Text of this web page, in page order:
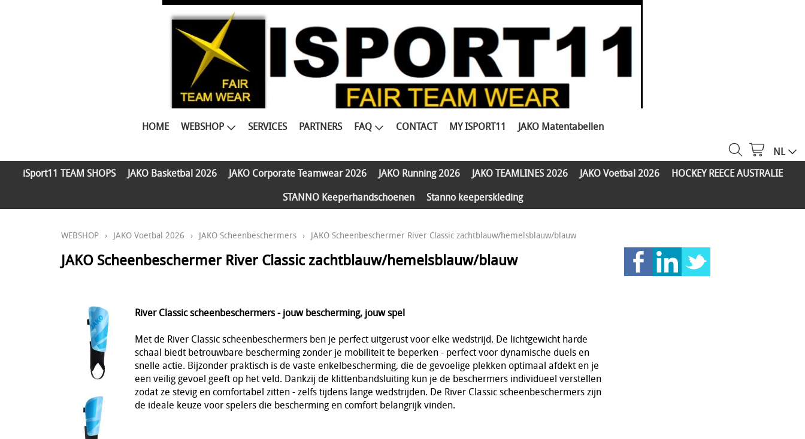
HOME WEBSHOP SERVICES PARTNERS FAQ CONTACT MY ISPORT11
JAKO Matentabellen
NL
iSport11 TEAM SHOPS
JAKO Basketbal 2026 JAKO Corporate Teamwear 2026 JAKO Running 2026 JAKO TEAMLINES 2026 JAKO Voetbal 2026
HOCKEY REECE AUSTRALIE
STANNO Keeperhandschoenen
Stanno keeperskleding
WEBSHOP › JAKO Voetbal 2026 › JAKO Scheenbeschermers › JAKO Scheenbeschermer River Classic zachtblauw/hemelsblauw/blauw
JAKO Scheenbeschermer River Classic zachtblauw/hemelsblauw/blauw
River Classic scheenbeschermers - jouw bescherming, jouw spel
Met de River Classic scheenbeschermers ben je perfect uitgerust voor elke wedstrijd. De lichtgewicht harde
schaal biedt betrouwbare bescherming zonder je mobiliteit te beperken - perfect voor dynamische duels en
snelle actie. Bijzonder praktisch is de vaste enkelbescherming, die de gevoelige plekken optimaal afdekt en je
een veilig gevoel geeft op het veld. Dankzij de klittenbandsluiting kun je de beschermers individueel verstellen
zodat ze stevig en comfortabel zitten - zelfs tijdens lange wedstrijden. De River Classic scheenbeschermers zijn
de ideale keuze voor spelers die bescherming en comfort belangrijk vinden.